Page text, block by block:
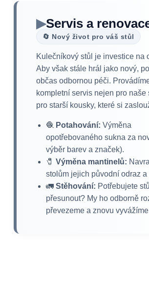
▶Servis a
🔄 Nový život pro váš stůl
Kulečníkový stůl je investice na
Aby však stále hrál jako nový,
občas odbornou péči.
kompletní servis nejen pro naše
pro starší kousky, které si
🧶 Potahování: Výměna
opotřebovaného sukna za
výběr barev a značek).
🧷Výměna mantinelů:
stolům jejich původní odraz a
🚛Stěhování: Potřebujete stůl
přesunout? My ho odborně
převezeme a znovu